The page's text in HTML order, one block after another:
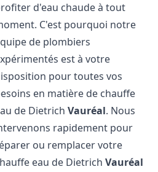
d'eau chaude à tout
C'est pourquoi notre
de plombiers
est à votre
pour toutes vos
en matière de chauffe
de DietrichVauréal. Nous
rapidement pour
ou remplacer votre
eau de DietrichVauréal